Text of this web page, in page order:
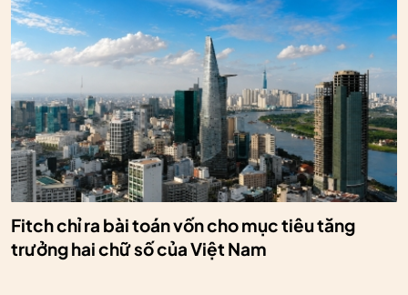
Fitch chỉ ra bài toán vốn cho mục tiêu tăng
trưởng hai chữ số của Việt Nam